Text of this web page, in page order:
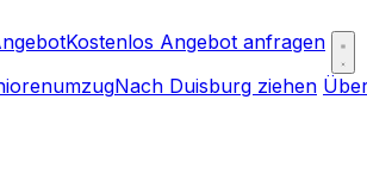
Kostenlos Angebot anfragen
Nach Duisburg ziehen